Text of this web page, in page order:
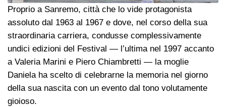
Proprio a Sanremo, città che lo vide protagonista
assoluto dal 1963 al 1967 e dove, nel corso della sua
straordinaria carriera, condusse complessivamente
undici edizioni del Festival — l’ultima nel 1997 accanto
a Valeria Marini e Piero Chiambretti — la moglie
Daniela ha scelto di celebrarne la memoria nel giorno
della sua nascita con un evento dal tono volutamente
gioioso.